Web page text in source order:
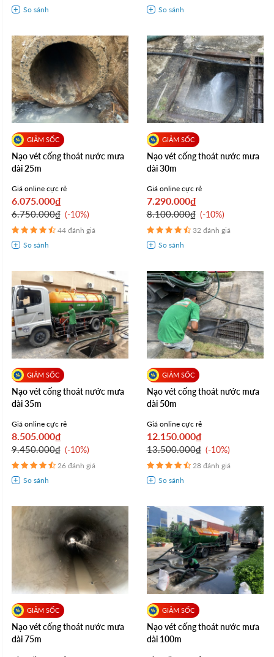
Nạo vét cống thoát nước mưa
dài 25m
Giá online cực rẻ
6.075.000₫
6.750.000₫ -10%
44 đánh giá
Nạo vét cống thoát nước mưa
dài 30m
Giá online cực rẻ
7.290.000₫
8.100.000₫ -10%
32 đánh giá
Nạo vét cống thoát nước mưa
dài 35m
Giá online cực rẻ
8.505.000₫
9.450.000₫ -10%
26 đánh giá
Nạo vét cống thoát nước mưa
dài 50m
Giá online cực rẻ
12.150.000₫
13.500.000₫ -10%
28 đánh giá
Nạo vét cống thoát nước mưa
dài 75m
Nạo vét cống thoát nước mưa
dài 100m